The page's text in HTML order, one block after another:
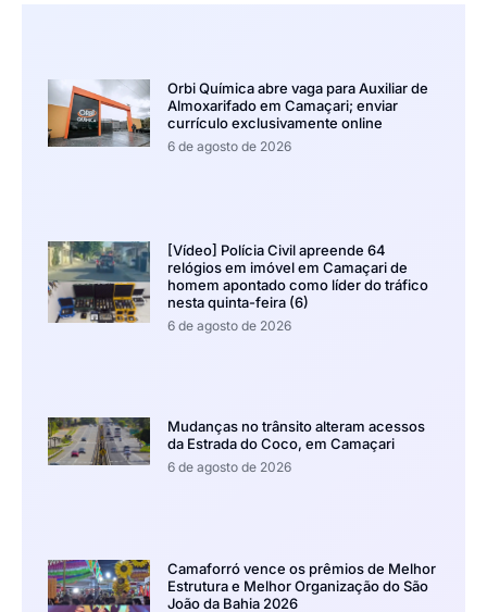
Orbi Química abre vaga para Auxiliar de
Almoxarifado em Camaçari; enviar
currículo exclusivamente online
6 de agosto de 2026
[Vídeo] Polícia Civil apreende 64
relógios em imóvel em Camaçari de
homem apontado como líder do tráfico
nesta quinta-feira (6)
6 de agosto de 2026
Mudanças no trânsito alteram acessos
da Estrada do Coco, em Camaçari
6 de agosto de 2026
Camaforró vence os prêmios de Melhor
Estrutura e Melhor Organização do São
João da Bahia 2026